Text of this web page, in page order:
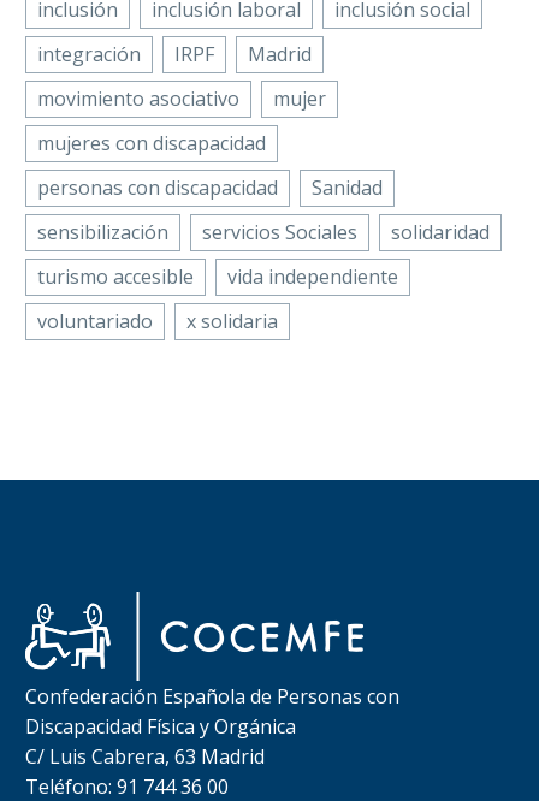
inclusión
inclusión laboral
inclusión social
integración
IRPF
Madrid
movimiento asociativo
mujer
mujeres con discapacidad
personas con discapacidad
Sanidad
sensibilización
servicios Sociales
solidaridad
turismo accesible
vida independiente
voluntariado
x solidaria
Confederación Española de Personas con
Discapacidad Física y Orgánica
C/ Luis Cabrera, 63 Madrid
Teléfono: 91 744 36 00